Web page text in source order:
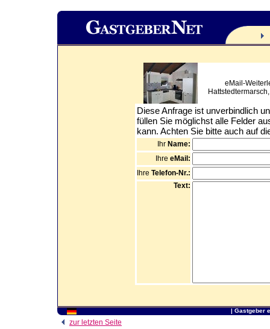
eMail-
Diese Anfrage ist unverbindlich
füllen Sie möglichst alle Felder
kann. Achten Sie bitte auch auf
Ihr Name:
Ihre eMail:
Ihre Telefon-Nr.:
Text:
| Gastgeber
zur letzten Seite